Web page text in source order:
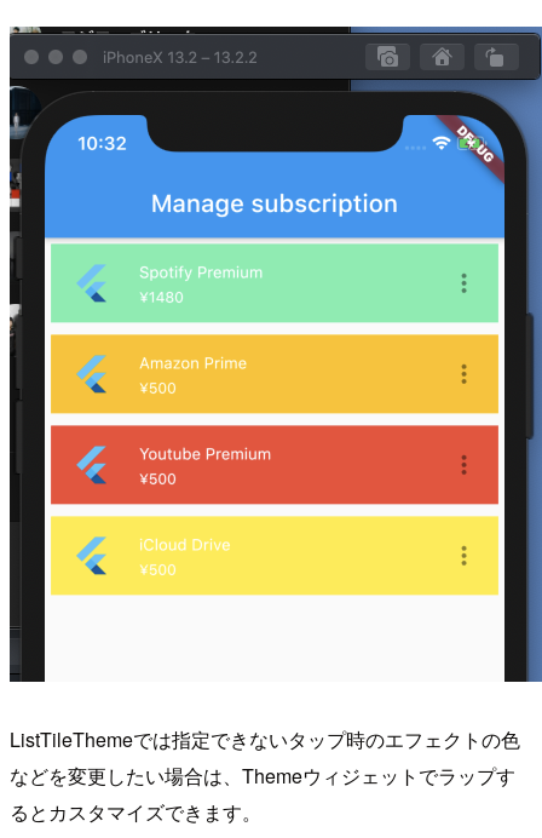
ListTileThemeでは指定できないタップ時のエフェクトの色
などを変更したい場合は、Themeウィジェットでラップす
るとカスタマイズできます。